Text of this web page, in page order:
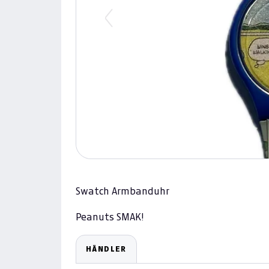
Previous
Swatch Armbanduhr
Peanuts SMAK!
HÄNDLER